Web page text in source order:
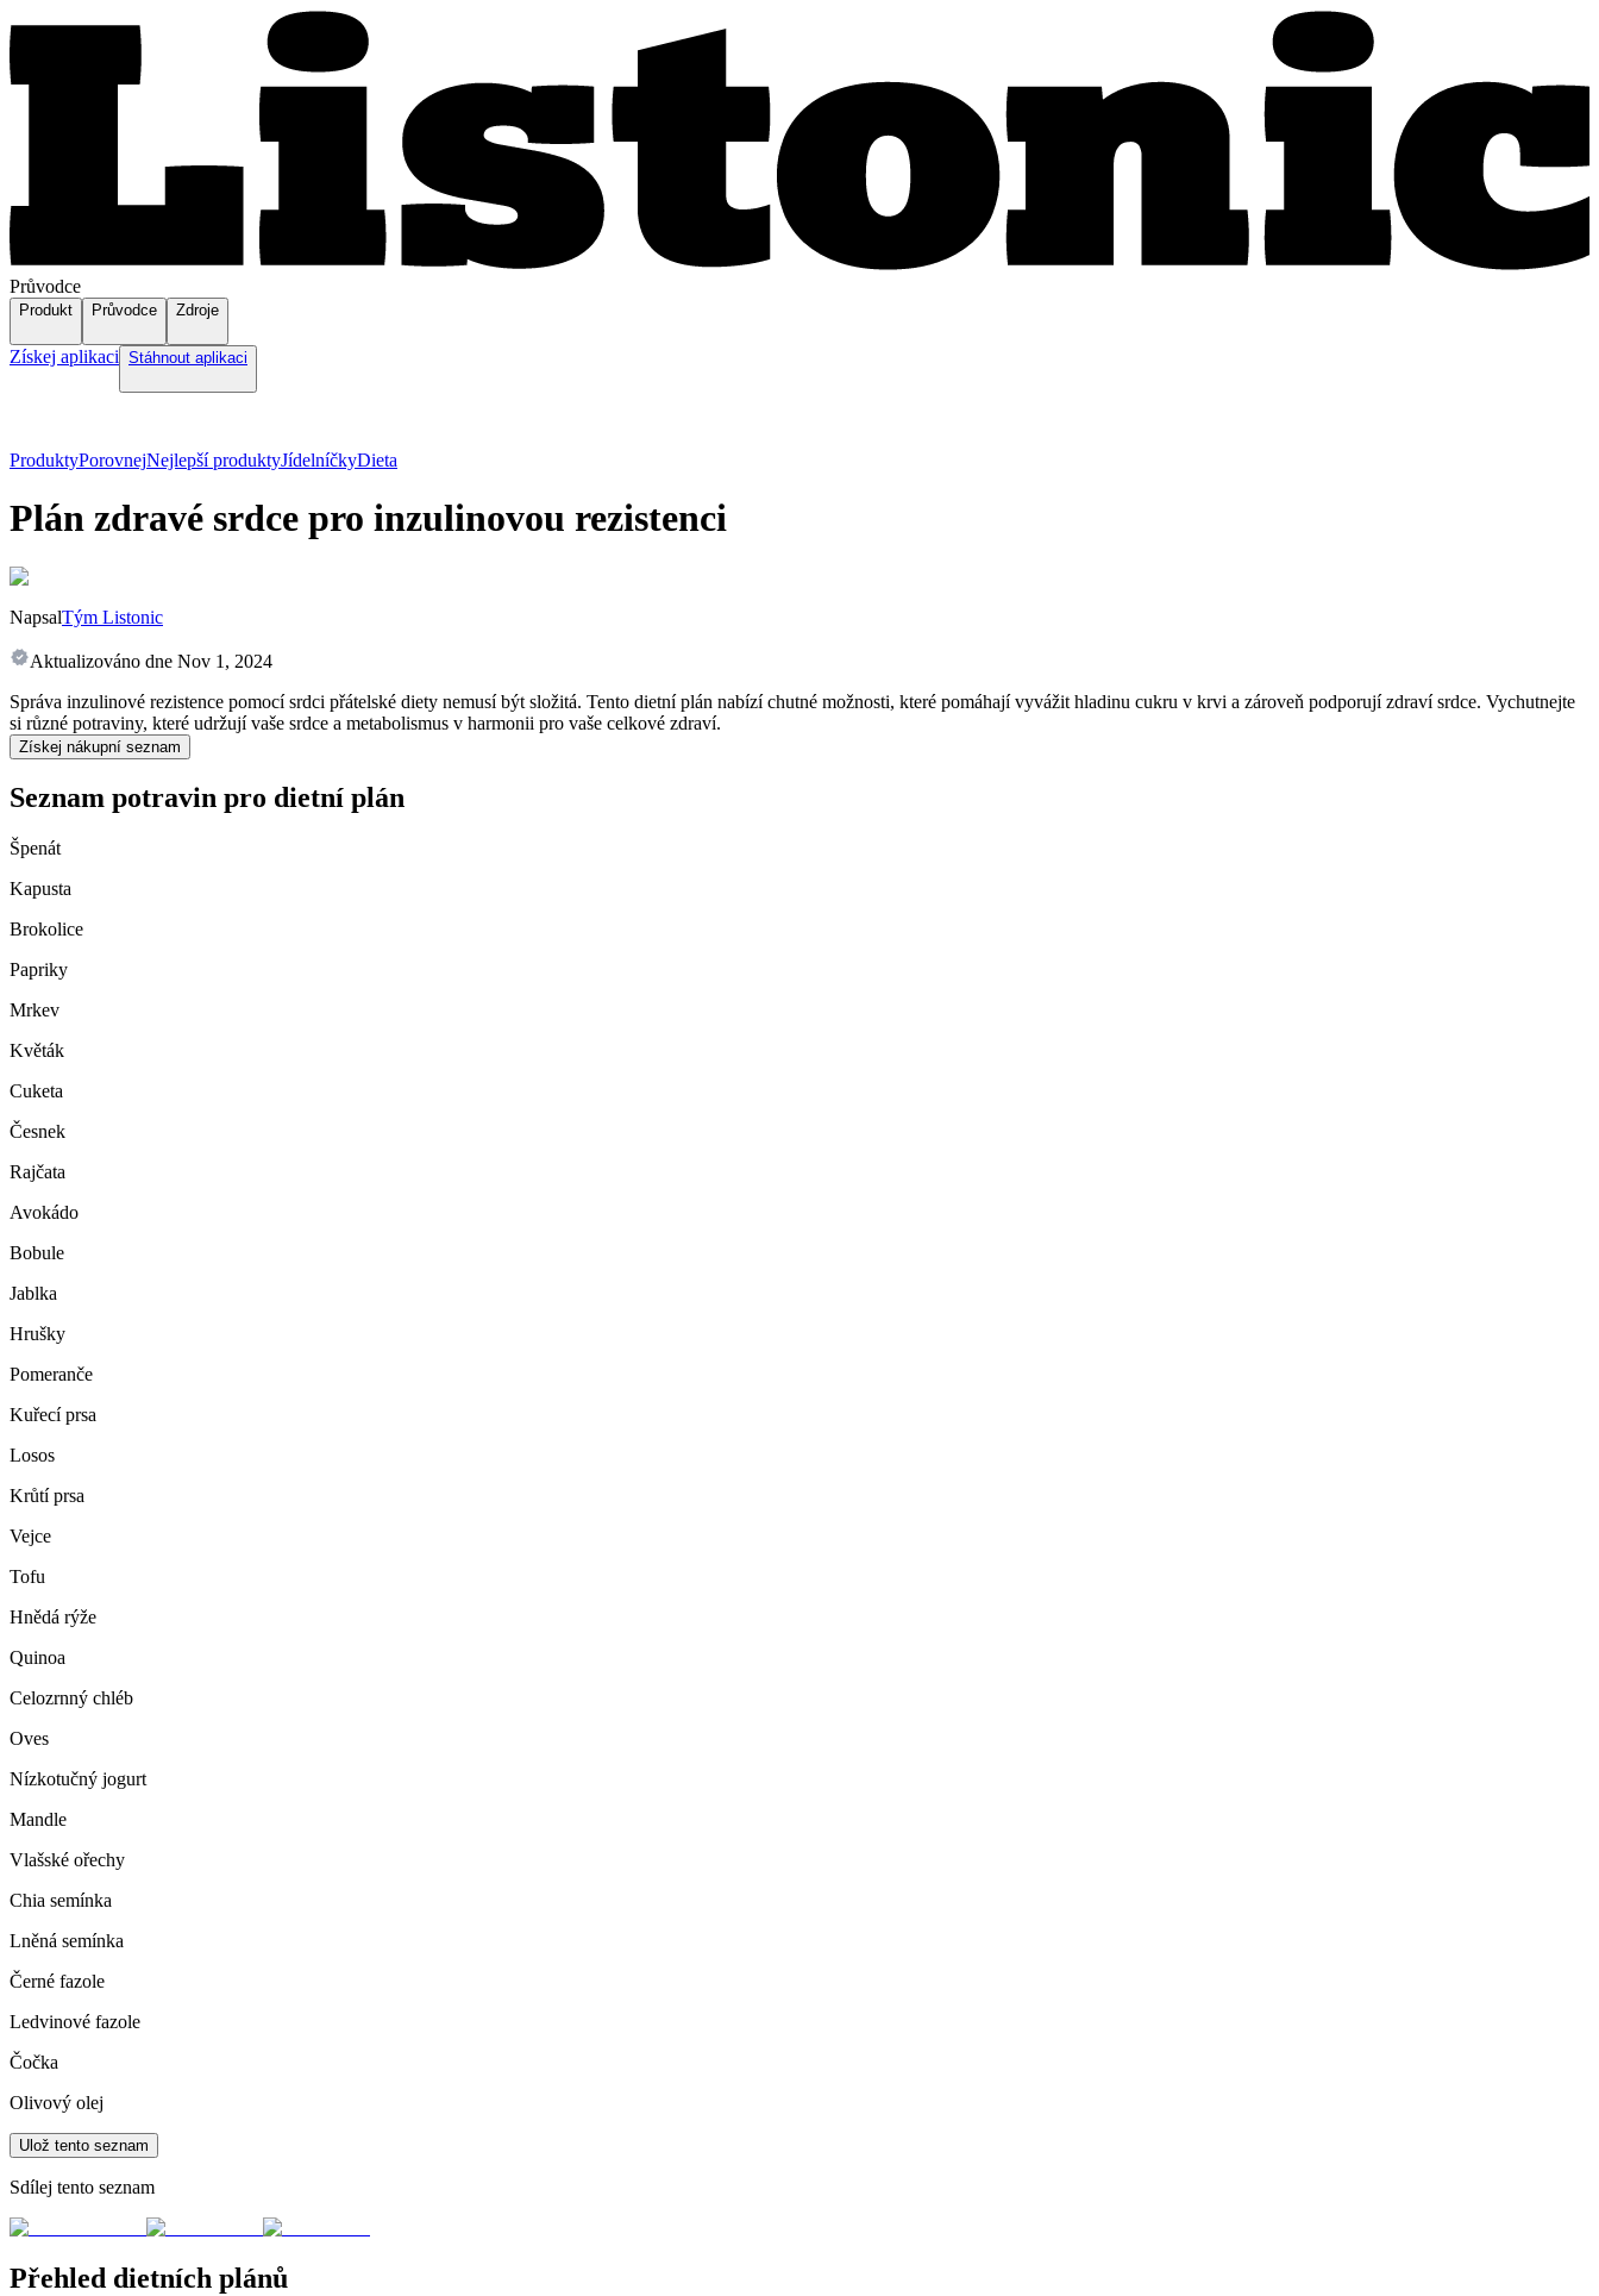
Průvodce
Produkt Průvodce Zdroje
Získej aplikaci Stáhnout aplikaci
ProduktyPorovnejNejlepší produktyJídelníčkyDieta
Plán zdravé srdce pro inzulinovou rezistenci
NapsalTým Listonic
Aktualizováno dne Nov 1, 2024
Správa inzulinové rezistence pomocí srdci přátelské diety nemusí být složitá. Tento dietní plán nabízí chutné možnosti, které pomáhají vyvážit hladinu cukru v krvi a zároveň podporují zdraví srdce. Vychutnejte
si různé potraviny, které udržují vaše srdce a metabolismus v harmonii pro vaše celkové zdraví.
Získej nákupní seznam
Seznam potravin pro dietní plán
Špenát
Kapusta
Brokolice
Papriky
Mrkev
Květák
Cuketa
Česnek
Rajčata
Avokádo
Bobule
Jablka
Hrušky
Pomeranče
Kuřecí prsa
Losos
Krůtí prsa
Vejce
Tofu
Hnědá rýže
Quinoa
Celozrnný chléb
Oves
Nízkotučný jogurt
Mandle
Vlašské ořechy
Chia semínka
Lněná semínka
Černé fazole
Ledvinové fazole
Čočka
Olivový olej
Ulož tento seznam
Sdílej tento seznam
Přehled dietních plánů